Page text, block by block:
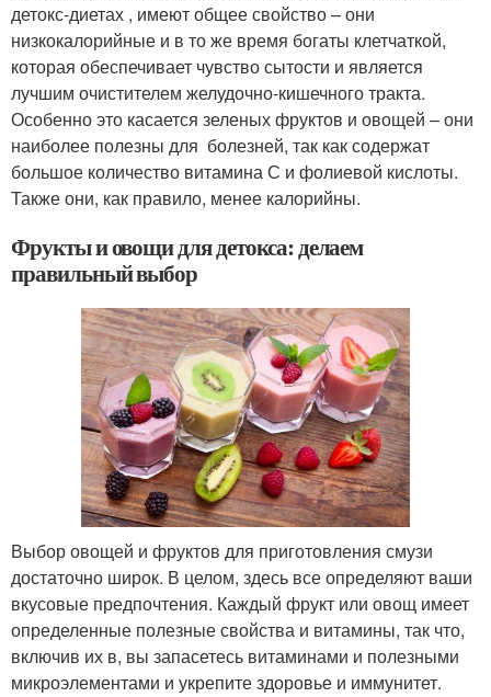
детокс-диетах , имеют общее свойство – они
низкокалорийные и в то же время богаты клетчаткой,
которая обеспечивает чувство сытости и является
лучшим очистителем желудочно-кишечного тракта.
Особенно это касается зеленых фруктов и овощей – они
наиболее полезны для болезней, так как содержат
большое количество витамина С и фолиевой кислоты.
Также они, как правило, менее калорийны.
Фрукты и овощи для детокса: делаем
правильный выбор
Выбор овощей и фруктов для приготовления смузи
достаточно широк. В целом, здесь все определяют ваши
вкусовые предпочтения. Каждый фрукт или овощ имеет
определенные полезные свойства и витамины, так что,
включив их в, вы запасетесь витаминами и полезными
микроэлементами и укрепите здоровье и иммунитет.